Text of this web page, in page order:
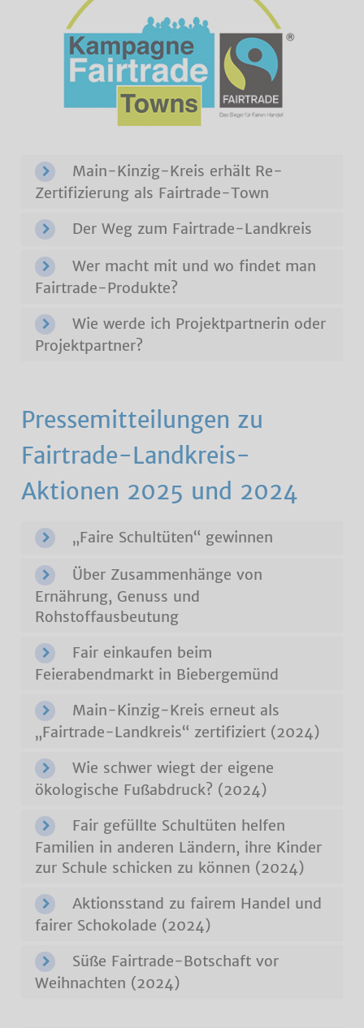
Main-Kinzig-Kreis erhält Re-
Zertifizierung als Fairtrade-Town
Der Weg zum Fairtrade-Landkreis
Wer macht mit und wo findet man
Fairtrade-Produkte?
Wie werde ich Projektpartnerin oder
Projektpartner?
Pressemitteilungen zu
Fairtrade-Landkreis-
Aktionen 2025 und 2024
„Faire Schultüten“ gewinnen
Über Zusammenhänge von
Ernährung, Genuss und
Rohstoffausbeutung
Fair einkaufen beim
Feierabendmarkt in Biebergemünd
Main-Kinzig-Kreis erneut als
„Fairtrade-Landkreis“ zertifiziert (2024)
Wie schwer wiegt der eigene
ökologische Fußabdruck? (2024)
Fair gefüllte Schultüten helfen
Familien in anderen Ländern, ihre Kinder
zur Schule schicken zu können (2024)
Aktionsstand zu fairem Handel und
fairer Schokolade (2024)
Süße Fairtrade-Botschaft vor
Weihnachten (2024)